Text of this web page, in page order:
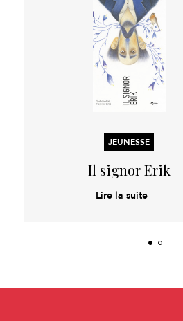
JEUNESSE
Il signor Erik
Lire la suite